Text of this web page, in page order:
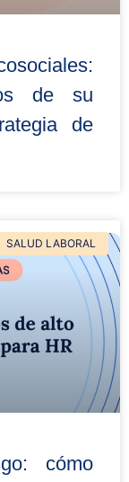
de su
de
SALUD LABORAL
cómo